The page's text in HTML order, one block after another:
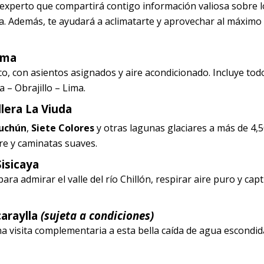
que compartirá contigo información valiosa sobre
te ayudará a aclimatarte y aprovechar al máximo
con asientos asignados y aire acondicionado. Incluye
– Obrajillo – Lima.
La Viuda
, Siete Coloresy otras lagunas glaciares a más de
y caminatas suaves.
admirar el valle del río Chillón, respirar aire puro y
(sujeta a condiciones)
visita complementaria a esta bella caída de agua